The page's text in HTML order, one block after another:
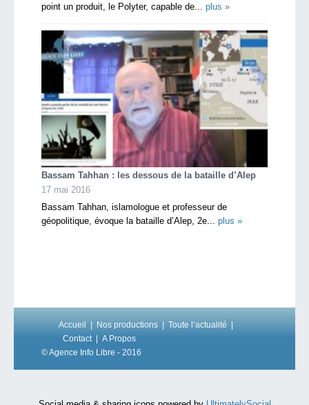
point un produit, le Polyter, capable de... plus »
Bassam Tahhan : les dessous de la bataille d’Alep
17 mai 2016
Bassam Tahhan, islamologue et professeur de
géopolitique, évoque la bataille d’Alep, 2e... plus »
Accueil Nos productions
Toute l’actualité
Contact
A Propos
© Agence Info Libre - 2016